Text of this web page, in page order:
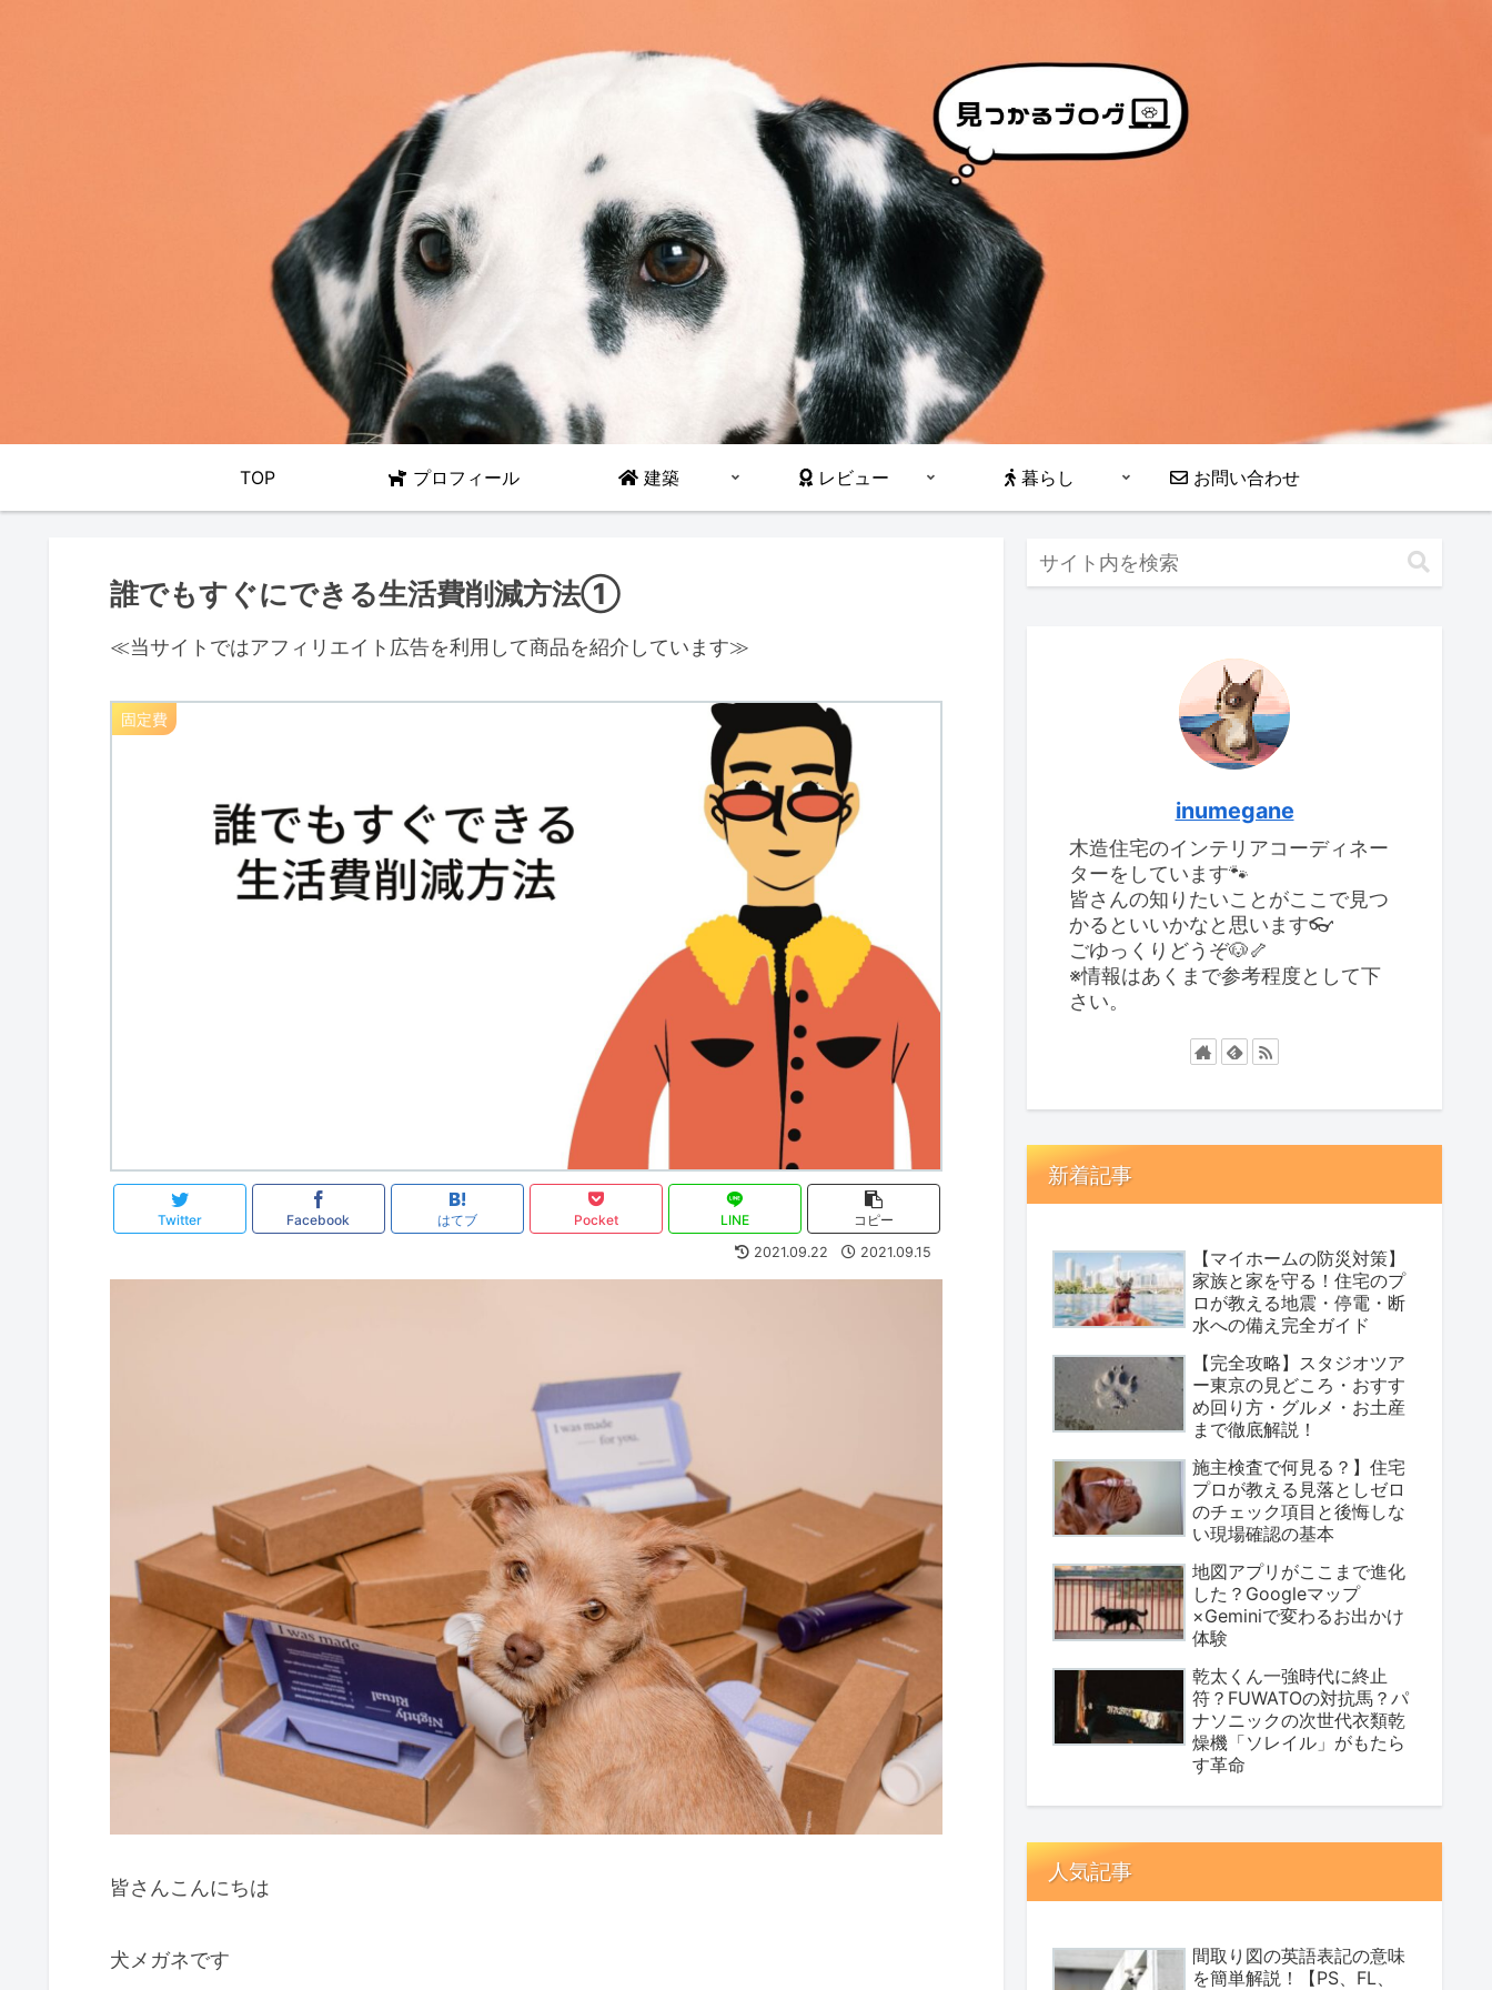
TOP プロフィール 建築 レビュー 暮らし お問い合わせ
誰でもすぐにできる生活費削減方法①
≪当サイトではアフィリエイト広告を利用して商品を紹介しています≫
固定費
Twitter Facebook はてブ Pocket LINE
コピー
2021.09.22
2021.09.15
皆さんこんにちは
犬メガネです
inumegane
木造住宅のインテリアコーディネー
ターをしています🐾
皆さんの知りたいことがここで見つ
かるといいかなと思います👓
ごゆっくりどうぞ🐶🦴
※情報はあくまで参考程度として下
さい。
新着記事
【マイホームの防災対策】
家族と家を守る！住宅のプ
ロが教える地震・停電・断
水への備え完全ガイド
【完全攻略】スタジオツア
ー東京の見どころ・おすす
め回り方・グルメ・お土産
まで徹底解説！
施主検査で何見る？】住宅
プロが教える見落としゼロ
のチェック項目と後悔しな
い現場確認の基本
地図アプリがここまで進化
した？Googleマップ
×Geminiで変わるお出かけ
体験
乾太くん一強時代に終止
符？FUWATOの対抗馬？パ
ナソニックの次世代衣類乾
燥機「ソレイル」がもたら
す革命
人気記事
間取り図の英語表記の意味
を簡単解説！【PS、FL、